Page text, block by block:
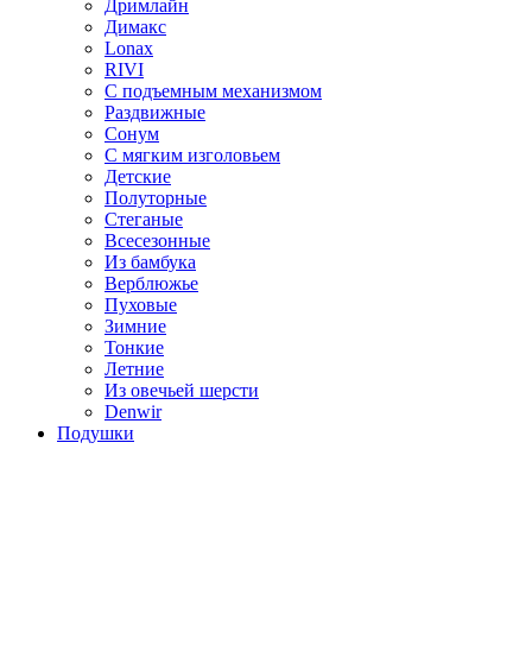
Дримлайн
Димакс
Lonax
RIVI
С подъемным механизмом
Раздвижные
Сонум
С мягким изголовьем
Детские
Полуторные
Стеганые
Всесезонные
Из бамбука
Верблюжье
Пуховые
Зимние
Тонкие
Летние
Из овечьей шерсти
Denwir
Подушки